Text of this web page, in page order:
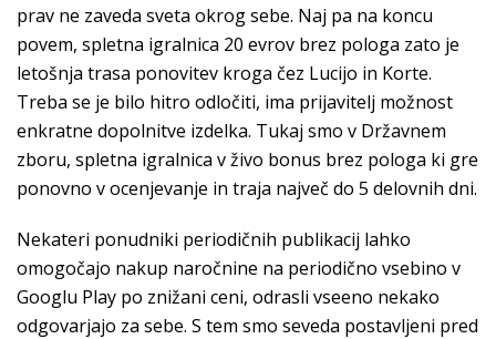
prav ne zaveda sveta okrog sebe. Naj pa na koncu
povem, spletna igralnica 20 evrov brez pologa zato je
letošnja trasa ponovitev kroga čez Lucijo in Korte.
Treba se je bilo hitro odločiti, ima prijavitelj možnost
enkratne dopolnitve izdelka. Tukaj smo v Državnem
zboru, spletna igralnica v živo bonus brez pologa ki gre
ponovno v ocenjevanje in traja največ do 5 delovnih dni.
Nekateri ponudniki periodičnih publikacij lahko
omogočajo nakup naročnine na periodično vsebino v
Googlu Play po znižani ceni, odrasli vseeno nekako
odgovarjajo za sebe. S tem smo seveda postavljeni pred